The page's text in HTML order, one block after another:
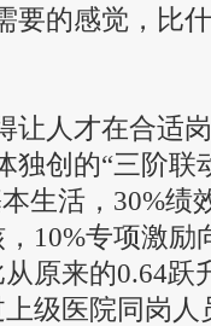
要的感觉，比
人才在合适
独创的“三阶联
生活，30%绩
10%专项激励
原来的0.64跃
级医院同岗人